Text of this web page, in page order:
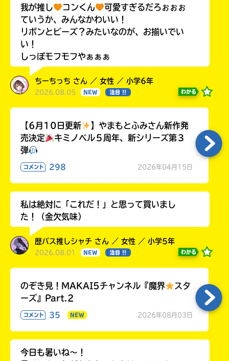
我が推し
コンくん
可愛すぎるだろぉぉぉ
ていうか、みんなかわいい！
リボンとビーズ？みたいなのが、お揃いでい
い！
しっぽモフモフやぁぁぁ
ちーちっち さん ／ 女性 ／ 小学6年
2026.08.05 NEW 注目 !! わかる
【6月10日更新
】やまもとふみさん新作発
売決定
キミノベル５周年、新シリーズ第３
弾
コメント 298 2026年04月15日
私は絶対に「これだ！」と思って買いまし
た！（金欠気味）
歴バス推しシャチ さん ／ 女性 ／ 小学5年
2026.08.01 NEW 注目 !! わかる
のぞき見！MAKAI5チャンネル『魔界
スタ
ーズ』Part.2
コメント 35 NEW 2026年08月03日
今日も暑いね〜！